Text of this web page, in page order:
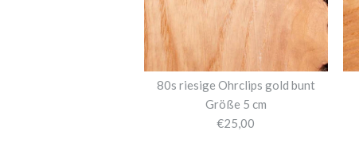
80s riesige Ohrclips gold bunt
Größe 5 cm
€25,00